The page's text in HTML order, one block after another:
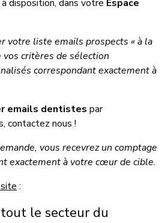
disposition, dans votre Espace
votre liste emails prospects « à la
vos critères de sélection
correspondant exactement à
emails dentistes par
contactez nous !
vous recevrez un comptage
exactement à votre cœur de cible.
:
le secteur du